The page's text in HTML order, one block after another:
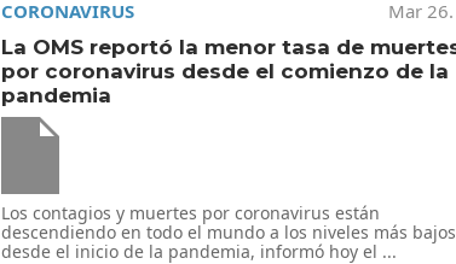
CORONAVIRUS
Mar
La OMS reportó la menor tasa de
por coronavirus desde el comienzo de la
pandemia
Los contagios y muertes por coronavirus están
descendiendo en todo el mundo a los niveles más bajos
desde el inicio de la pandemia, informó hoy el ...